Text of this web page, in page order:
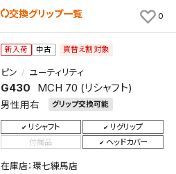
交換グリップ一覧 0
新入荷 中古 買替え割対象
ピン ユーティリティ
G430 MCH 70 (リシャフト)
男性用右 グリップ交換可能
リシャフト
リグリップ
付属品
ヘッドカバー
在庫店：環七練馬店